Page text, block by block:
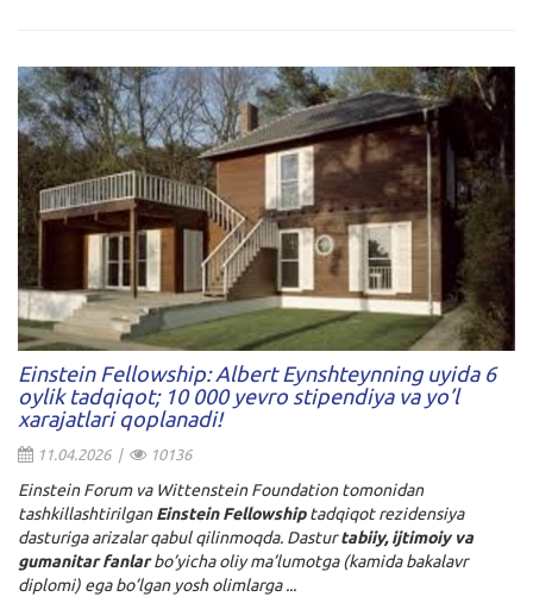
Einstein Fellowship: Albert Eynshteynning uyida 6
oylik tadqiqot; 10 000 yevro stipendiya va yo’l
xarajatlari qoplanadi!
11.04.2026 | 10136
Einstein Forum va Wittenstein Foundationtomonidan
tashkillashtirilganEinstein Fellowshiptadqiqot rezidensiya
dasturiga arizalar qabul qilinmoqda. Dasturtabiiy, ijtimoiy va
gumanitar fanlarbo’yicha oliy ma’lumotga (kamida bakalavr
diplomi) ega bo’lgan yosh olimlarga ...